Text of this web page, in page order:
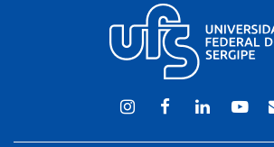
InstagramFacebook
Linkedin